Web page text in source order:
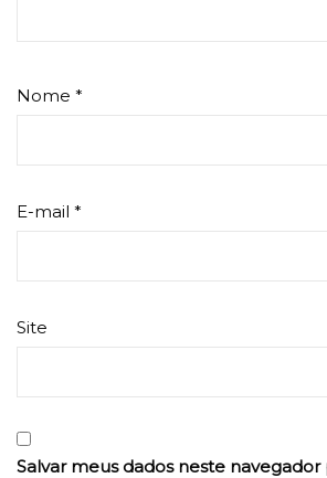
Nome *
E-mail *
Site
Salvar meus dados neste